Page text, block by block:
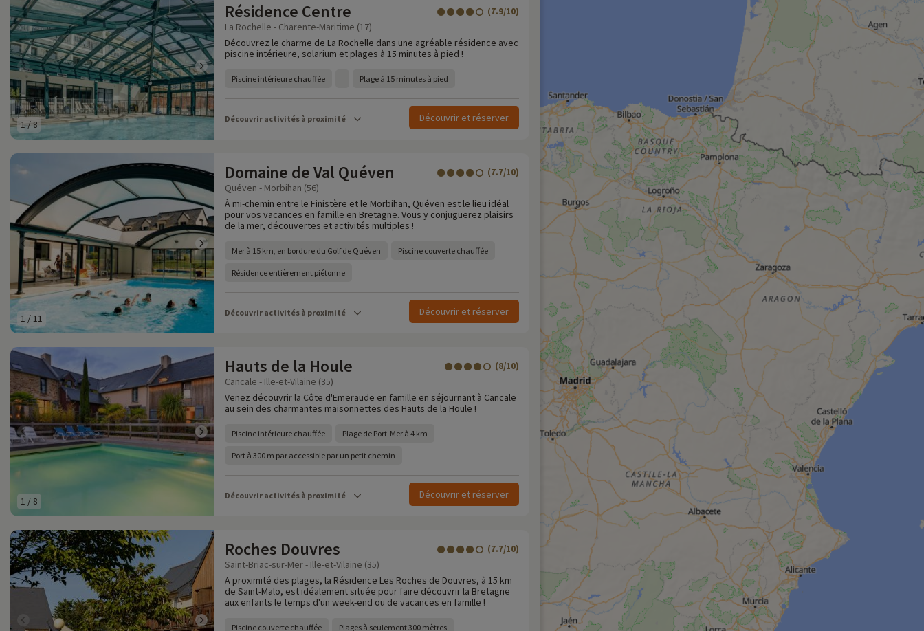
1/8
Résidence Centre (7.9/10)
La Rochelle - Charente-Maritime (17)
Découvrez le charme de La Rochelle dans une agréable résidence avec
piscine intérieure, solarium et plages à 15 minutes à pied !
Piscine intérieure chauffée Plage à 15 minutes à pied
Découvrir activités à proximité Découvrir et réserver
1 /11
Domaine de Val Quéven (7.7/10)
Quéven - Morbihan (56)
À mi-chemin entre le Finistère et le Morbihan, Quéven est le lieu idéal
pour vos vacances en famille en Bretagne. Vous y conjuguerez plaisirs
de la mer, découvertes et activités multiples !
Mer à 15 km, en bordure du Golf de Quéven Piscine couverte chauffée
Résidence entièrement piétonne
Découvrir activités à proximité Découvrir et réserver
1 / 8
Hauts de la Houle (8/10)
Cancale - Ille-et-Vilaine (35)
Venez découvrir la Côte d'Emeraude en famille en séjournant à Cancale
au sein des charmantes maisonnettes des Hauts de la Houle !
Piscine intérieure chauffée Plage de Port-Mer à 4 km
Port à 300 m par accessible par un petit chemin
Découvrir activités à proximité Découvrir et réserver
Roches Douvres (7.7/10)
Saint-Briac-sur-Mer - Ille-et-Vilaine (35)
A proximité des plages, la Résidence Les Roches de Douvres, à 15 km
de Saint-Malo, est idéalement située pour faire découvrir la Bretagne
aux enfants le temps d'un week-end ou de vacances en famille !
Piscine couverte chauffée Plages à seulement 300 mètres